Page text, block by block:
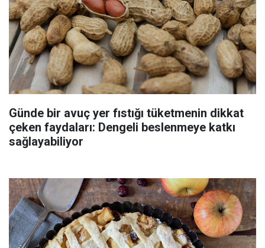
Günde bir avuç yer fıstığı tüketmenin dikkat
çeken faydaları: Dengeli beslenmeye katkı
sağlayabiliyor